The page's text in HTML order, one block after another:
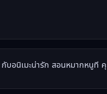
อนิเมะน่ารัก สอนหมากหนูที